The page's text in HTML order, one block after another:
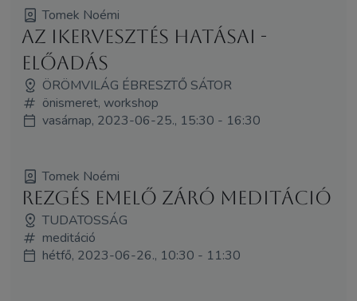
Tomek Noémi
Az ikervesztés hatásai -
előadás
ÖRÖMVILÁG ÉBRESZTŐ SÁTOR
önismeret, workshop
vasárnap, 2023-06-25., 15:30 - 16:30
Tomek Noémi
Rezgés emelő záró meditáció
TUDATOSSÁG
meditáció
hétfő, 2023-06-26., 10:30 - 11:30